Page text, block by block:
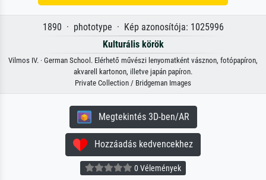
1890 · phototype · Kép azonosítója: 1025996
Kulturális körök
Vilmos IV. · German School. Elérhető művészi lenyomatként vásznon, fotópapíron,
akvarell kartonon, illetve japán papíron.
Private Collection / Bridgeman Images
Megtekintés 3D-ben/AR
Hozzáadás kedvencekhez
0 Vélemények